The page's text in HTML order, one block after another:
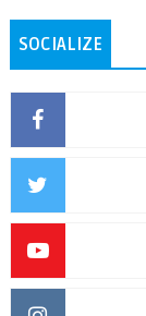
SOCIALIZE